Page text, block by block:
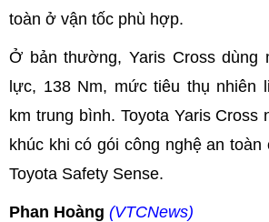
toàn ở vận tốc phù hợp.
Ở bản thường, Yaris Cross dùng
lực, 138 Nm, mức tiêu thụ nhiên
km trung bình. Toyota Yaris Cross
khúc khi có gói công nghệ an toàn
Toyota Safety Sense.
Phan Hoàng (VTCNews)